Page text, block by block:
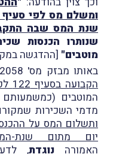
ומשלם מס לפי סעיף 122
שנת המס שבה
שנותרו הכנסות
מוטבים" [ההדגשה
באותו מבזק מס' 2058 ציינו, כי
הקבועה בסעיף 122 לפקודה
המוטבים
מדמי השכירות
יום מתום שנת-
האמורה נוגדת,